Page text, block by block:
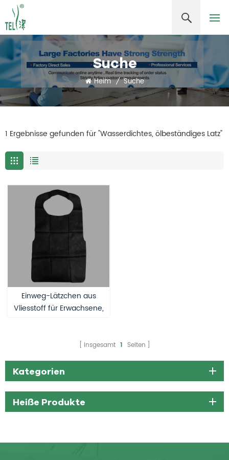
Suche
Heim / Suche
1 Ergebnisse gefunden für "Wasserdichtes, ölbeständiges Latz"
Einweg-Lätzchen aus
Vliesstoff für Erwachsene,
Insgesamt 1 Seiten
Kategorien
Heiße Produkte